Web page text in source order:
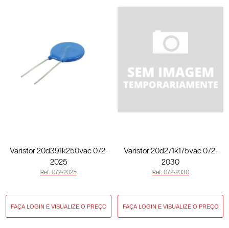
Varistor 20d391k250vac 072-
2025
Ref: 072-2025
Varistor 20d271k175vac 072-
2030
Ref: 072-2030